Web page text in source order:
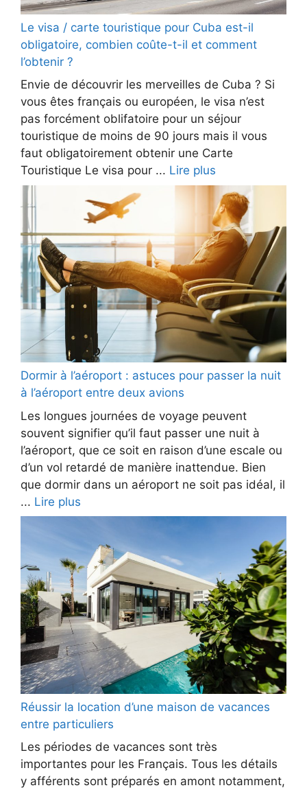
Le visa / carte touristique pour Cuba est-il
obligatoire, combien coûte-t-il et comment
l’obtenir ?
Envie de découvrir les merveilles de Cuba ? Si
vous êtes français ou européen, le visa n’est
pas forcément oblifatoire pour un séjour
touristique de moins de 90 jours mais il vous
faut obligatoirement obtenir une Carte
Touristique Le visa pour ... Lire plus
Dormir à l’aéroport : astuces pour passer la nuit
à l’aéroport entre deux avions
Les longues journées de voyage peuvent
souvent signifier qu’il faut passer une nuit à
l’aéroport, que ce soit en raison d’une escale ou
d’un vol retardé de manière inattendue. Bien
que dormir dans un aéroport ne soit pas idéal, il
... Lire plus
Réussir la location d’une maison de vacances
entre particuliers
Les périodes de vacances sont très
importantes pour les Français. Tous les détails
y afférents sont préparés en amont notamment,